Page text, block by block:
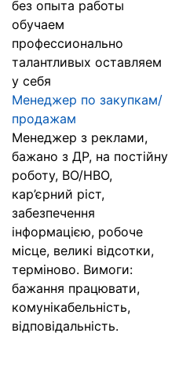
без опыта работы
обучаем
профессионально
талантливых оставляем
у себя
Менеджер пo зaкупкам/
продажам
Менеджер з реклами,
бажано з ДР, на постійну
роботу, ВО/НВО,
кар’єрний ріст,
забезпечення
інформацією, робоче
місце, великі відсотки,
терміново. Вимоги:
бажання працювати,
комунікабельність,
відповідальність.